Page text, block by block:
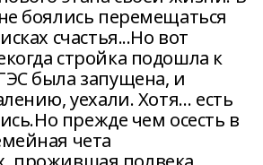
боялись перемещаться
счастья...Но вот
стройка подошла к
была запущена, и
уехали. Хотя… есть
прежде чем осесть в
чета